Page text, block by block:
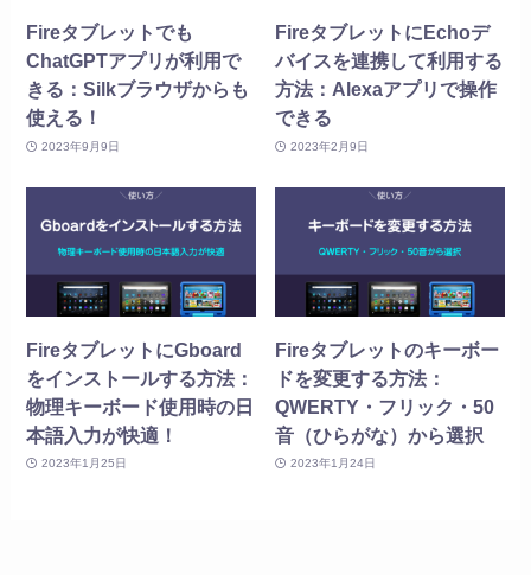
Fireタブレットでも
ChatGPTアプリが利用で
きる：Silkブラウザからも
使える！
2023年9月9日
FireタブレットにEchoデ
バイスを連携して利用する
方法：Alexaアプリで操作
できる
2023年2月9日
FireタブレットにGboard
をインストールする方法：
物理キーボード使用時の日
本語入力が快適！
2023年1月25日
Fireタブレットのキーボー
ドを変更する方法：
QWERTY・フリック・50
音（ひらがな）から選択
2023年1月24日